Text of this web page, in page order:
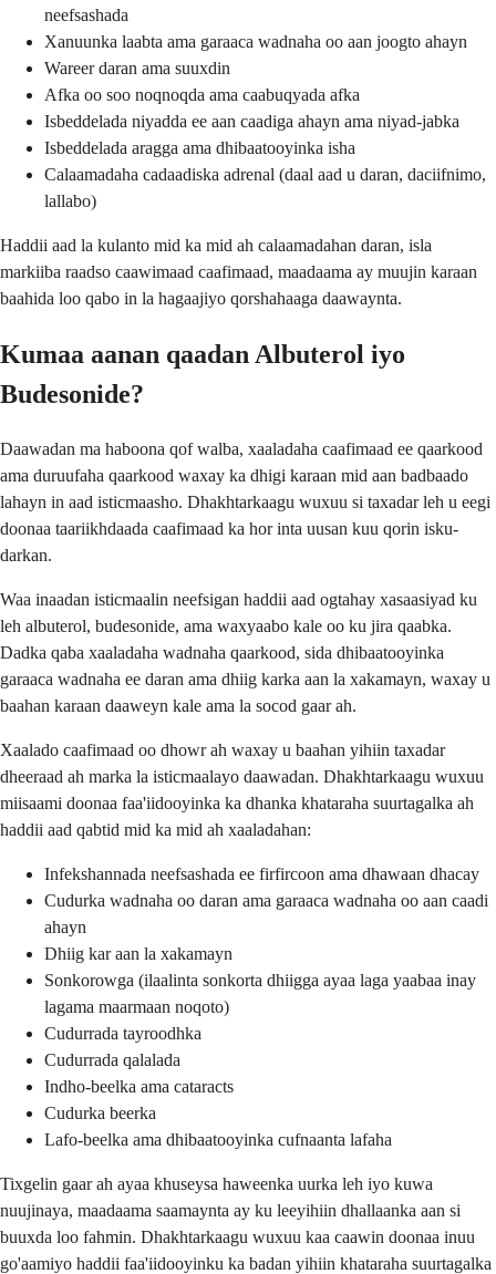
neefsashada
Xanuunka laabta ama garaaca wadnaha oo aan joogto ahayn
Wareer daran ama suuxdin
Afka oo soo noqnoqda ama caabuqyada afka
Isbeddelada niyadda ee aan caadiga ahayn ama niyad-jabka
Isbeddelada aragga ama dhibaatooyinka isha
Calaamadaha cadaadiska adrenal (daal aad u daran, daciifnimo,
lallabo)
Haddii aad la kulanto mid ka mid ah calaamadahan daran, isla
markiiba raadso caawimaad caafimaad, maadaama ay muujin karaan
baahida loo qabo in la hagaajiyo qorshahaaga daawaynta.
Kumaa aanan qaadan Albuterol iyo
Budesonide?
Daawadan ma haboona qof walba, xaaladaha caafimaad ee qaarkood
ama duruufaha qaarkood waxay ka dhigi karaan mid aan badbaado
lahayn in aad isticmaasho. Dhakhtarkaagu wuxuu si taxadar leh u eegi
doonaa taariikhdaada caafimaad ka hor inta uusan kuu qorin isku-
darkan.
Waa inaadan isticmaalin neefsigan haddii aad ogtahay xasaasiyad ku
leh albuterol, budesonide, ama waxyaabo kale oo ku jira qaabka.
Dadka qaba xaaladaha wadnaha qaarkood, sida dhibaatooyinka
garaaca wadnaha ee daran ama dhiig karka aan la xakamayn, waxay u
baahan karaan daaweyn kale ama la socod gaar ah.
Xaalado caafimaad oo dhowr ah waxay u baahan yihiin taxadar
dheeraad ah marka la isticmaalayo daawadan. Dhakhtarkaagu wuxuu
miisaami doonaa faa'iidooyinka ka dhanka khataraha suurtagalka ah
haddii aad qabtid mid ka mid ah xaaladahan:
Infekshannada neefsashada ee firfircoon ama dhawaan dhacay
Cudurka wadnaha oo daran ama garaaca wadnaha oo aan caadi
ahayn
Dhiig kar aan la xakamayn
Sonkorowga (ilaalinta sonkorta dhiigga ayaa laga yaabaa inay
lagama maarmaan noqoto)
Cudurrada tayroodhka
Cudurrada qalalada
Indho-beelka ama cataracts
Cudurka beerka
Lafo-beelka ama dhibaatooyinka cufnaanta lafaha
Tixgelin gaar ah ayaa khuseysa haweenka uurka leh iyo kuwa
nuujinaya, maadaama saamaynta ay ku leeyihiin dhallaanka aan si
buuxda loo fahmin. Dhakhtarkaagu wuxuu kaa caawin doonaa inuu
go'aamiyo haddii faa'iidooyinku ka badan yihiin khataraha suurtagalka